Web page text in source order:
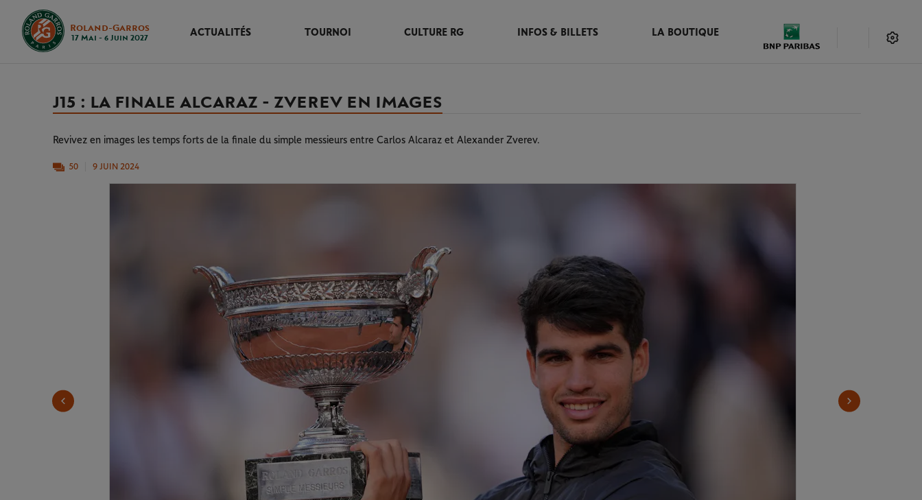
Roland-Garros
17 Mai - 6 Juin 2027
ACTUALITÉS TOURNOI CULTURE RG INFOS & BILLETS LA BOUTIQUE
J15 : LA FINALE ALCARAZ - ZVEREV EN IMAGES
Revivez en images les temps forts de la finale du simple messieurs entre Carlos Alcaraz et Alexander Zverev.
50 9 JUIN 2024